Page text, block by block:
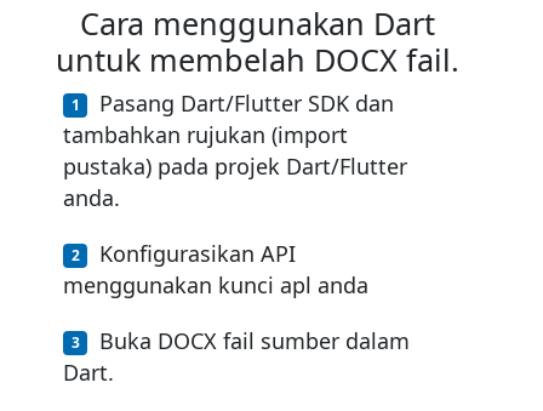
Cara menggunakan Dart
untuk membelah DOCX fail.
Pasang Dart/Flutter SDK dan
tambahkan rujukan (import
pustaka) pada projek Dart/Flutter
anda.
Konfigurasikan API
menggunakan kunci apl anda
Buka DOCX fail sumber dalam
Dart.